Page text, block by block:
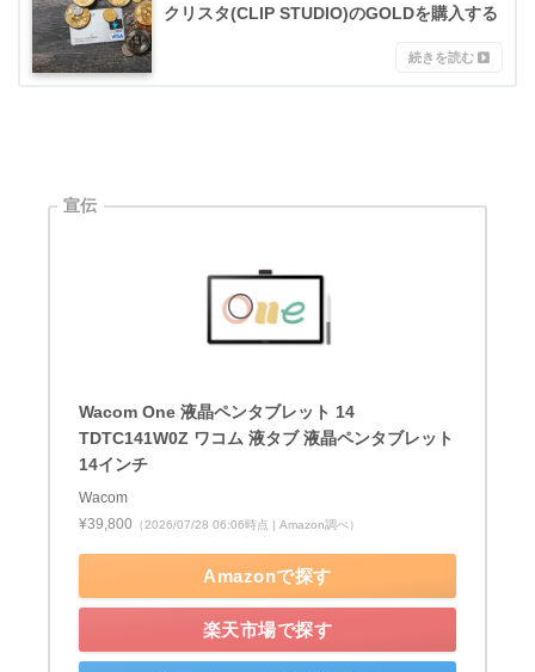
クリスタ(CLIP STUDIO)のGOLDを購入する
Wacom One 液晶ペンタブレット 14
TDTC141W0Z ワコム 液タブ 液晶ペンタブレット
14インチ
Wacom
¥39,800 （2026/07/28 06:06時点 | Amazon調べ）
Amazonで探す
楽天市場で探す